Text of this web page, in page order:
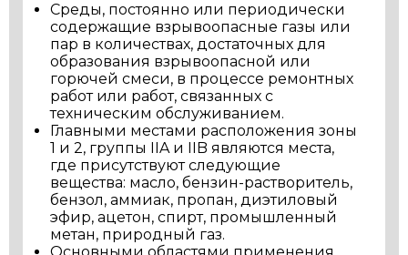
Среды, постоянно или периодически
содержащие взрывоопасные газы или
пар в количествах, достаточных для
образования взрывоопасной или
горючей смеси, в процессе ремонтных
работ или работ, связанных с
техническим обслуживанием.
Главными местами расположения зоны
1 и 2, группы IIA и IIB являются места,
где присутствуют следующие
вещества: масло, бензин-растворитель,
бензол, аммиак, пропан, диэтиловый
эфир, ацетон, спирт, промышленный
метан, природный газ.